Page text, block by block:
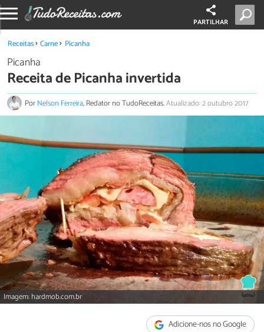
PARTILHAR
Receitas Carne Picanha
Picanha
Receita de Picanha invertida
PorNelson Ferreira, Redator no TudoReceitas.Atualizado: 2 outubro 2017
Imagem: hardmob.com.br
Adicione-nos no Google